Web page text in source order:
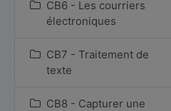
CB6 - Les courriers
électroniques
CB7 - Traitement de
texte
CB8 - Capturer une